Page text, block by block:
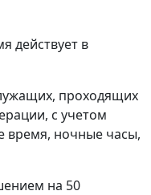
действует в
проходящих
с учетом
время, ночные часы,
на 50